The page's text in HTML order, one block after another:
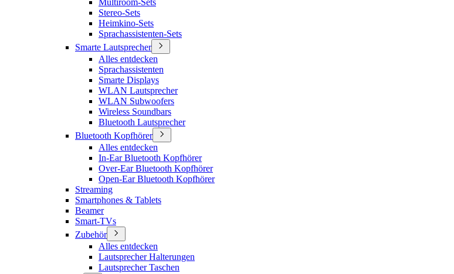
Multiroom-Sets
Stereo-Sets
Heimkino-Sets
Sprachassistenten-Sets
Smarte Lautsprecher
Alles entdecken
Sprachassistenten
Smarte Displays
WLAN Lautsprecher
WLAN Subwoofers
Wireless Soundbars
Bluetooth Lautsprecher
Bluetooth Kopfhörer
Alles entdecken
In-Ear Bluetooth Kopfhörer
Over-Ear Bluetooth Kopfhörer
Open-Ear Bluetooth Kopfhörer
Streaming
Smartphones & Tablets
Beamer
Smart-TVs
Zubehör
Alles entdecken
Lautsprecher Halterungen
Lautsprecher Taschen